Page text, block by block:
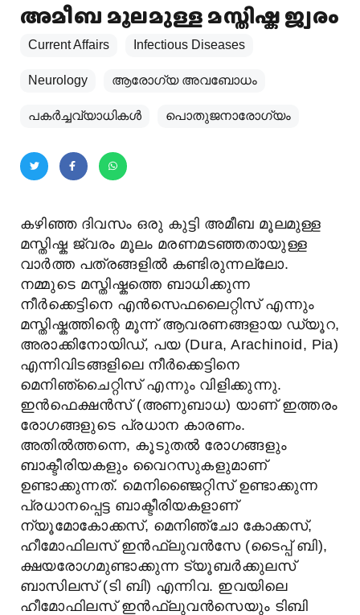
അമീബ മൂലമുള്ള മസ്തിഷ്ക ജ്വരം
Current Affairs Infectious Diseases
Neurology ആരോഗ്യ അവബോധം
പകര്‍ച്ചവ്യാധികള്‍ പൊതുജനാരോഗ്യം
കഴിഞ്ഞ ദിവസം ഒരു കുട്ടി അമീബ മൂലമുള്ള
മസ്തിഷ്ക ജ്വരം മൂലം മരണമടഞ്ഞതായുള്ള
വാർത്ത പത്രങ്ങളിൽ കണ്ടിരുന്നല്ലോ.
നമ്മുടെ മസ്തിഷ്കത്തെ ബാധിക്കുന്ന
നീർക്കെട്ടിനെ എൻസെഫലൈറ്റിസ് എന്നും
മസ്തിഷ്കത്തിന്റെ മൂന്ന് ആവരണങ്ങളായ ഡ്യൂറ,
അരാക്കിനോയിഡ്, പയ (Dura, Arachinoid, Pia)
എന്നിവിടങ്ങളിലെ നീർക്കെട്ടിനെ
മെനിഞ്ചൈറ്റിസ് എന്നും വിളിക്കുന്നു.
ഇൻഫെക്ഷൻസ് (അണുബാധ) യാണ് ഇത്തരം
രോഗങ്ങളുടെ പ്രധാന കാരണം.
അതിൽത്തന്നെ, കൂടുതൽ രോഗങ്ങളും
ബാക്ടീരിയകളും വൈറസുകളുമാണ്
ഉണ്ടാക്കുന്നത്. മെനിഞ്ജൈറ്റിസ് ഉണ്ടാക്കുന്ന
പ്രധാനപ്പെട്ട ബാക്ടീരിയകളാണ്
ന്യൂമോകോക്കസ്, മെനിഞ്ചോ കോക്കസ്,
ഹീമോഫിലസ് ഇൻഫ്ലുവൻസേ (ടൈപ്പ് ബി),
ക്ഷയരോഗമുണ്ടാക്കുന്ന ട്യൂബർക്കുലസ്
ബാസിലസ് (ടി ബി) എന്നിവ. ഇവയിലെ
ഹീമോഫിലസ് ഇൻഫ്ലുവൻസെയും ടിബി